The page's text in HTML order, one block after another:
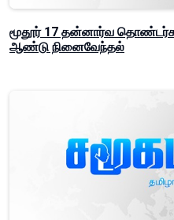
மூதூர் 17 தன்னார்வ
ஆண்டு நினைவேந்தல்